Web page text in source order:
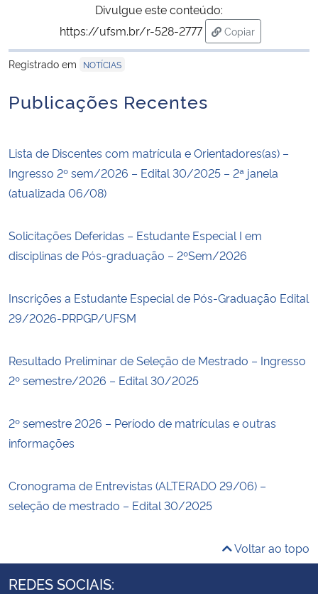
Divulgue este conteúdo:
https://ufsm.br/r-528-2777
Copiar
para área de
Registrado em
NOTÍCIAS
Publicações Recentes
Lista de Discentes com matrícula e Orientadores(as) –
Ingresso 2º sem/2026 – Edital 30/2025 – 2ª janela
(atualizada 06/08)
Solicitações Deferidas – Estudante Especial I em
disciplinas de Pós-graduação – 2ºSem/2026
Inscrições a Estudante Especial de Pós-Graduação Edital
29/2026-PRPGP/UFSM
Resultado Preliminar de Seleção de Mestrado – Ingresso
2º semestre/2026 – Edital 30/2025
2º semestre 2026 – Período de matrículas e outras
informações
Cronograma de Entrevistas (ALTERADO 29/06) –
seleção de mestrado – Edital 30/2025
Voltar ao topo
REDES SOCIAIS: